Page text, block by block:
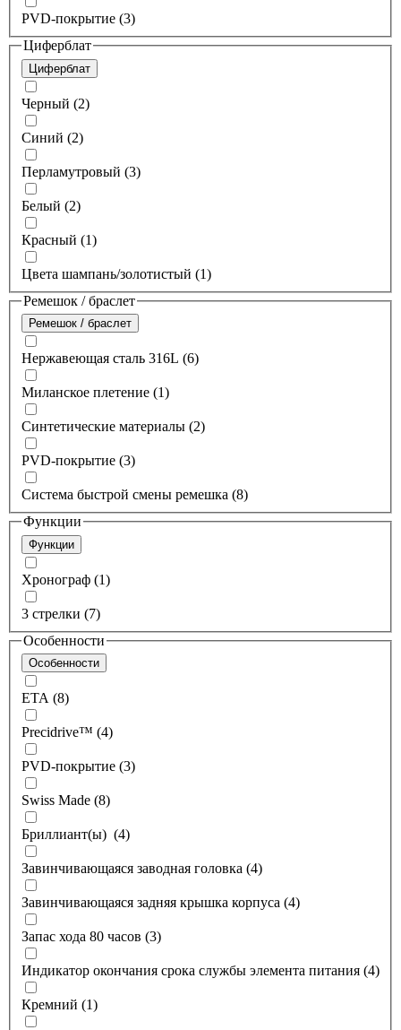
PVD-покрытие (3)
Циферблат
Циферблат
Черный (2)
Синий (2)
Перламутровый (3)
Белый (2)
Красный (1)
Цвета шампань/золотистый (1)
Ремешок / браслет
Ремешок / браслет
Нержавеющая сталь 316L (6)
Миланское плетение (1)
Синтетические материалы (2)
PVD-покрытие (3)
Система быстрой смены ремешка (8)
Функции
Функции
Хронограф (1)
3 стрелки (7)
Особенности
Особенности
ETA (8)
Precidrive™ (4)
PVD-покрытие (3)
Swiss Made (8)
Бриллиант(ы) (4)
Завинчивающаяся заводная головка (4)
Завинчивающаяся задняя крышка корпуса (4)
Запас хода 80 часов (3)
Индикатор окончания срока службы элемента питания (4)
Кремний (1)